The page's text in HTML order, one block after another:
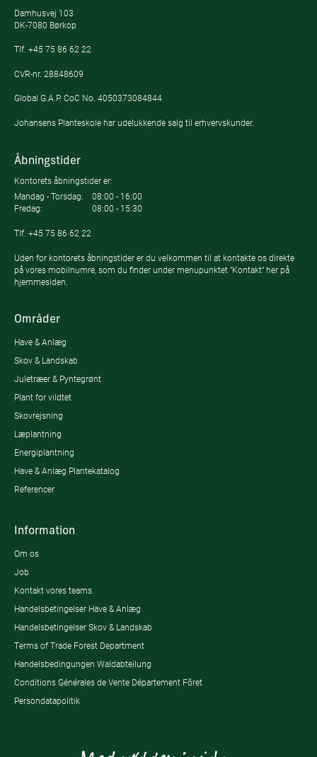
Damhusvej 103
DK-7080 Børkop
Tlf. +45 75 86 62 22
CVR-nr. 28848609
Global G.A.P. CoC No. 4050373084844
Johansens Planteskole har udelukkende salg til erhvervskunder.
Åbningstider
Kontorets åbningstider er:
Mandag - Torsdag:
08:00 - 16:00
Fredag:
08:00 - 15:30
Tlf. +45 75 86 62 22
Uden for kontorets åbningstider er du velkommen til at kontakte os direkte
på vores mobilnumre, som du finder under menupunktet "Kontakt" her på
hjemmesiden.
Områder
Have & Anlæg
Skov & Landskab
Juletræer & Pyntegrønt
Plant for vildtet
Skovrejsning
Læplantning
Energiplantning
Have & Anlæg Plantekatalog
Referencer
Information
Om os
Job
Kontakt vores teams
Handelsbetingelser Have & Anlæg
Handelsbetingelser Skov & Landskab
Terms of Trade Forest Department
Handelsbedingungen Waldabteilung
Conditions Générales de Vente Département Fôret
Persondatapolitik